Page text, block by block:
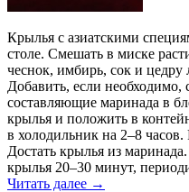
Крылья с азиатскими
столе. Смешать в миске
чеснок, имбирь, сок и
Добавить, если необходимо,
составляющие маринада в
крылья и положить в
в холодильник на 2–8 часов.
Достать крылья из
крылья 20–30 минут,
Читать далее →